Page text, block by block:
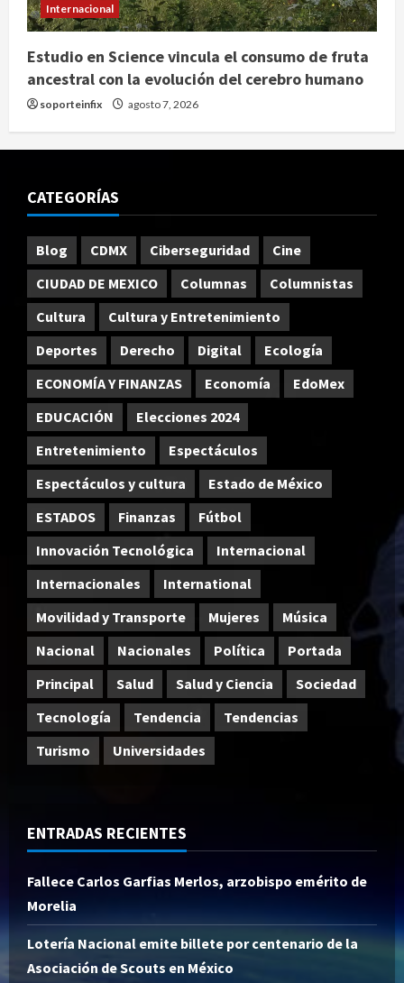
Internacional
Estudio en Science vincula el consumo de fruta
ancestral con la evolución del cerebro humano
soporteinfix agosto 7, 2026
CATEGORÍAS
Blog CDMX Ciberseguridad
Cine
CIUDAD DE MEXICO
Columnas
Columnistas
Cultura
Cultura y Entretenimiento
Deportes
Derecho Digital
Ecología
ECONOMÍA Y FINANZAS
Economía
EdoMex
EDUCACIÓN
Elecciones 2024
Entretenimiento
Espectáculos
Espectáculos y cultura
Estado de México
ESTADOS
Finanzas
Fútbol
Innovación Tecnológica
Internacional
Internacionales
International
Movilidad y Transporte
Mujeres
Música
Nacional
Nacionales Política
Portada
Principal
Salud Salud y Ciencia
Sociedad
Tecnología
Tendencia
Tendencias
Turismo
Universidades
ENTRADAS RECIENTES
Fallece Carlos Garfias Merlos, arzobispo emérito de
Morelia
Lotería Nacional emite billete por centenario de la
Asociación de Scouts en México